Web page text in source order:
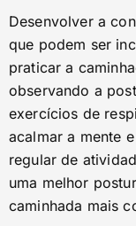
Desenvolver a
que podem ser
praticar a
observando a
exercícios de
acalmar a mente
regular de
uma melhor
caminhada mais